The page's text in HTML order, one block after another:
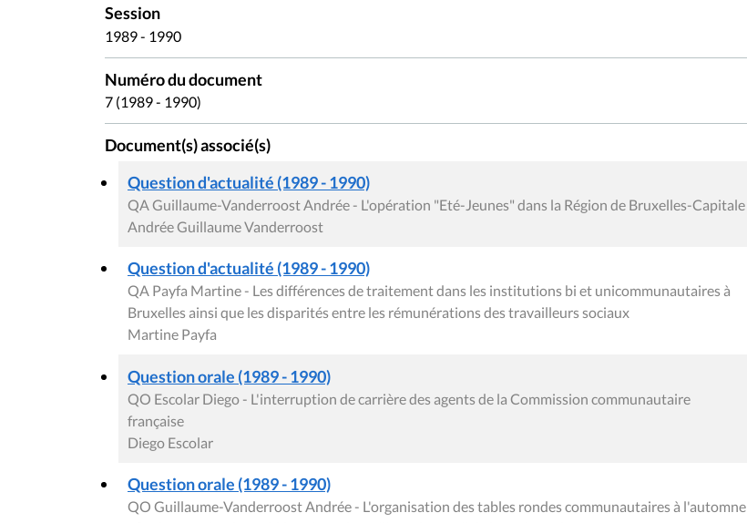
Session
1989 - 1990
Numéro du document
7 (1989 - 1990)
Document(s) associé(s)
Question d'actualité (1989 - 1990)
QA Guillaume-Vanderroost Andrée - L'opération "Eté-Jeunes" dans la Région de Bruxelles-Capitale
Andrée Guillaume Vanderroost
Question d'actualité (1989 - 1990)
QA Payfa Martine - Les différences de traitement dans les institutions bi et unicommunautaires à
Bruxelles ainsi que les disparités entre les rémunérations des travailleurs sociaux
Martine Payfa
Question orale (1989 - 1990)
QO Escolar Diego - L'interruption de carrière des agents de la Commission communautaire
française
Diego Escolar
Question orale (1989 - 1990)
QO Guillaume-Vanderroost Andrée - L'organisation des tables rondes communautaires à l'automne